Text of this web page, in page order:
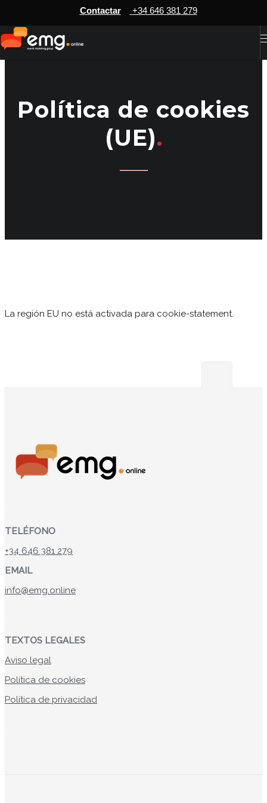
Contactar +34 646 381 279
Política de cookies
(UE)
La región EU no está activada para cookie-statement.
TELÉFONO
+34 646 381 279
EMAIL
info@emg.online
TEXTOS LEGALES
Aviso legal
Política de cookies
Política de privacidad